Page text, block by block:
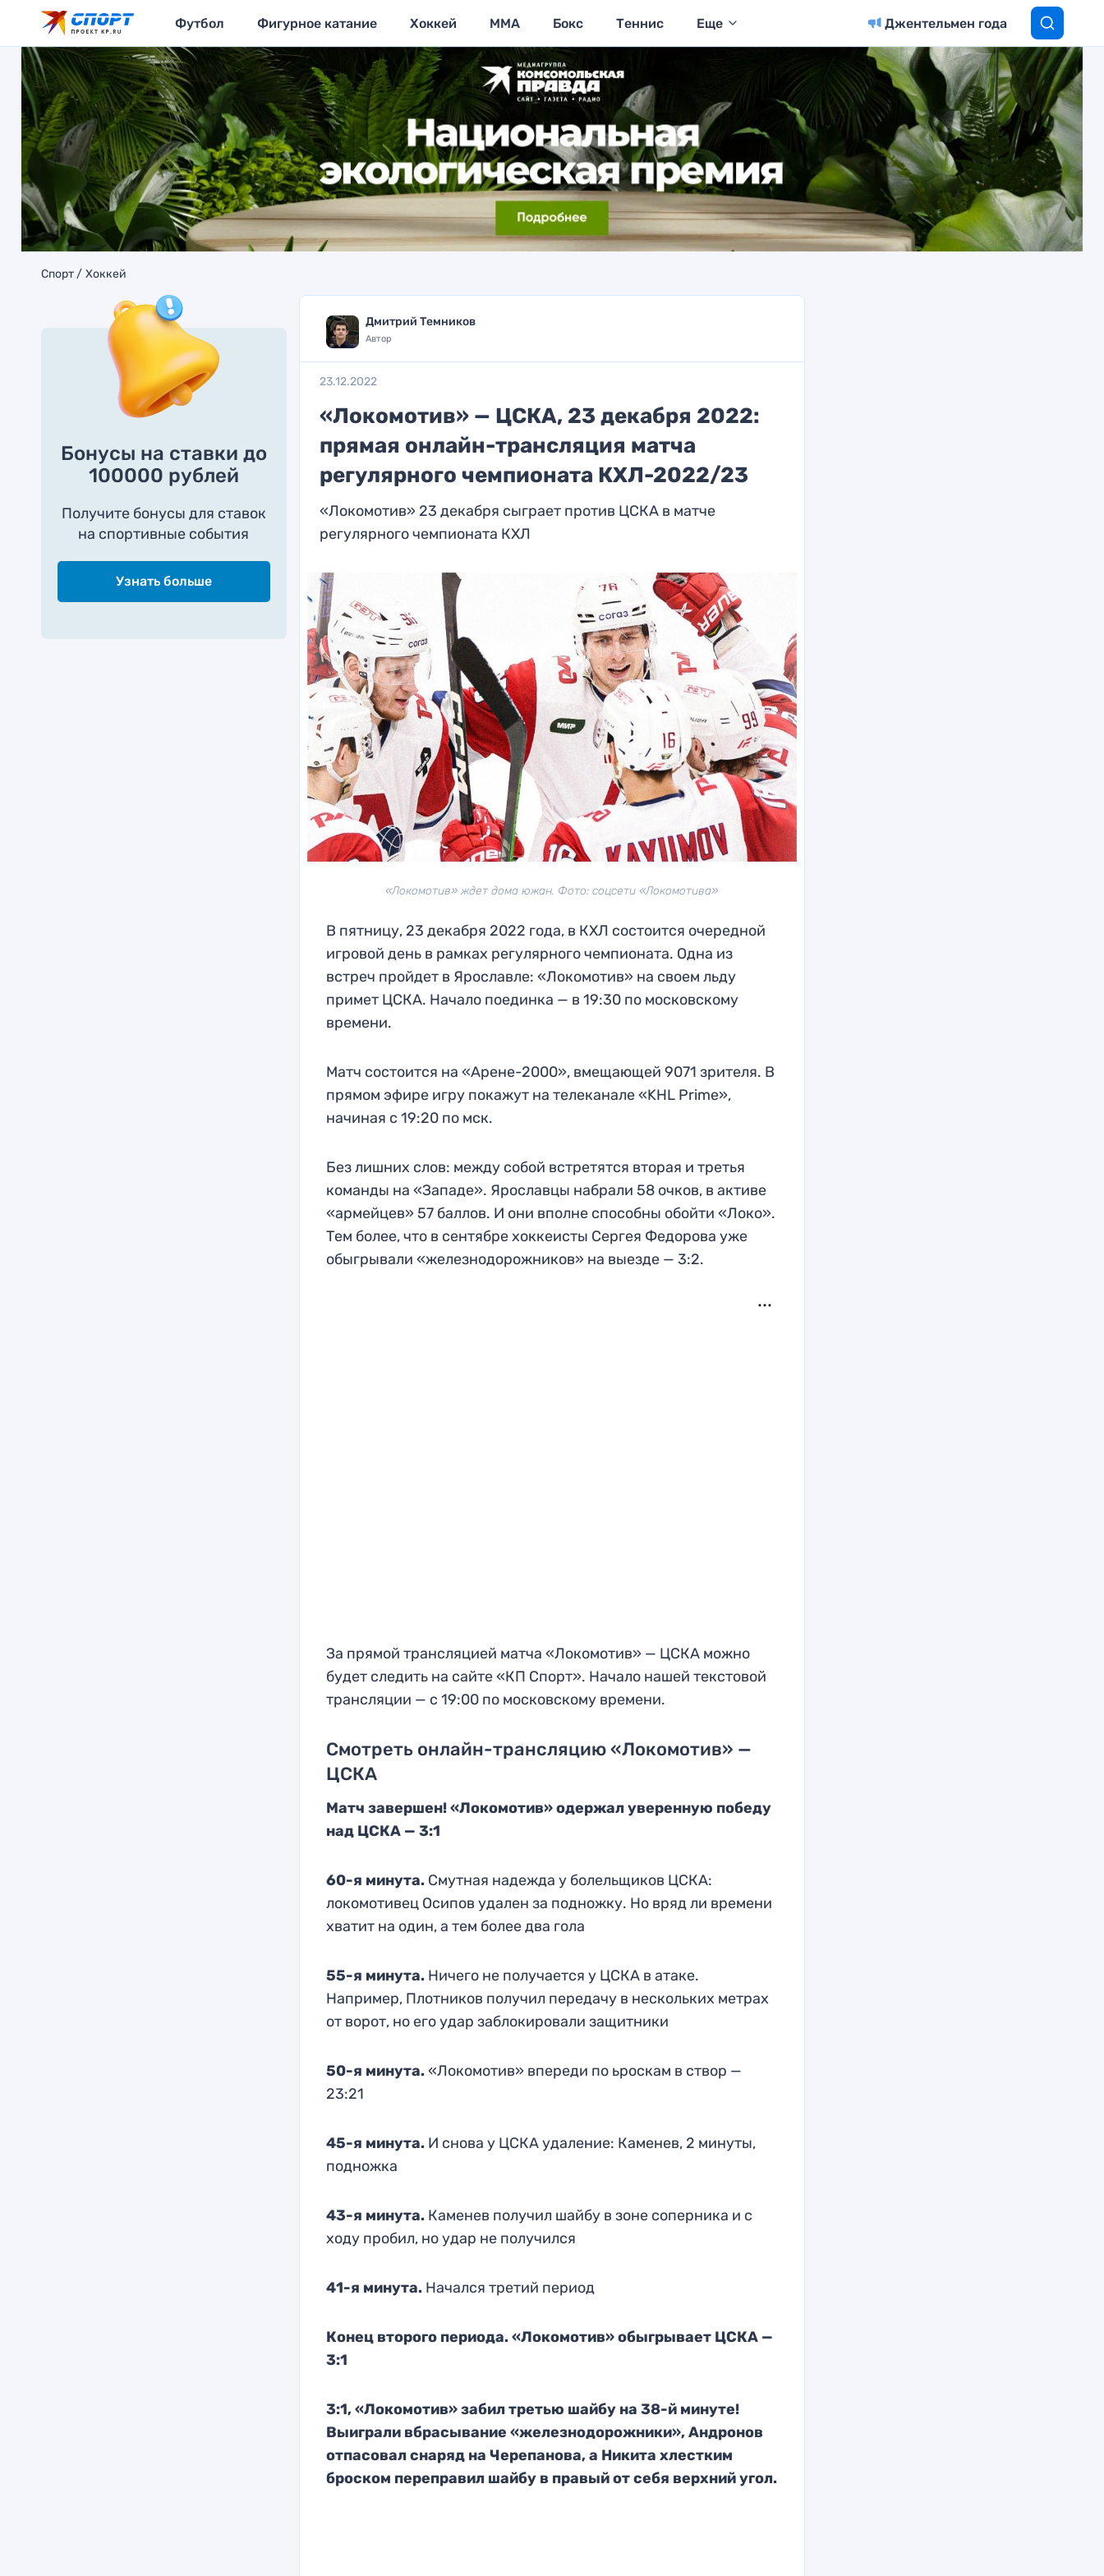
Футбол Фигурное катание Хоккей MMA Бокс Теннис Еще Джентельмен года
Спорт Хоккей
Бонусы на ставки до
100000 рублей
Получите бонусы для ставок
на спортивные события
Узнать больше
Дмитрий Темников
Автор
23.12.2022
«Локомотив» — ЦСКА, 23 декабря 2022:
прямая онлайн-трансляция матча
регулярного чемпионата КХЛ-2022/23
«Локомотив» 23 декабря сыграет против ЦСКА в матче
регулярного чемпионата КХЛ
«Локомотив» ждет дома южан. Фото: соцсети «Локомотива»
В пятницу, 23 декабря 2022 года, в КХЛ состоится очередной
игровой день в рамках регулярного чемпионата. Одна из
встреч пройдет в Ярославле: «Локомотив» на своем льду
примет ЦСКА. Начало поединка — в 19:30 по московскому
времени.
Матч состоится на «Арене-2000», вмещающей 9071 зрителя. В
прямом эфире игру покажут на телеканале «KHL Prime»,
начиная с 19:20 по мск.
Без лишних слов: между собой встретятся вторая и третья
команды на «Западе». Ярославцы набрали 58 очков, в активе
«армейцев» 57 баллов. И они вполне способны обойти «Локо».
Тем более, что в сентябре хоккеисты Сергея Федорова уже
обыгрывали «железнодорожников» на выезде — 3:2.
За прямой трансляцией матча «Локомотив» — ЦСКА можно
будет следить на сайте «КП Спорт». Начало нашей текстовой
трансляции — с 19:00 по московскому времени.
Смотреть онлайн-трансляцию «Локомотив» —
ЦСКА
Матч завершен! «Локомотив» одержал уверенную победу
над ЦСКА — 3:1
60-я минута. Смутная надежда у болельщиков ЦСКА:
локомотивец Осипов удален за подножку. Но вряд ли времени
хватит на один, а тем более два гола
55-я минута. Ничего не получается у ЦСКА в атаке.
Например, Плотников получил передачу в нескольких метрах
от ворот, но его удар заблокировали защитники
50-я минута.«Локомотив» впереди по ьроскам в створ —
23:21
45-я минута. И снова у ЦСКА удаление: Каменев, 2 минуты,
подножка
43-я минута. Каменев получил шайбу в зоне соперника и с
ходу пробил, но удар не получился
41-я минута. Начался третий период
Конец второго периода. «Локомотив» обыгрывает ЦСКА —
3:1
3:1, «Локомотив» забил третью шайбу на 38-й минуте!
Выиграли вбрасывание «железнодорожники», Андронов
отпасовал снаряд на Черепанова, а Никита хлестким
броском переправил шайбу в правый от себя верхний угол.